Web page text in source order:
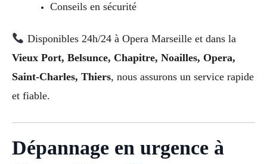
Conseils en sécurité
Disponibles 24h/24 à Opera Marseille et dans la
Vieux Port, Belsunce, Chapitre, Noailles, Opera,
Saint-Charles, Thiers, nous assurons un service rapide
et fiable.
Dépannage en urgence à